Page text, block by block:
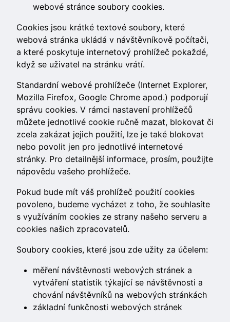
webové stránce soubory cookies.
Cookies jsou krátké textové soubory, které
webová stránka ukládá v návštěvníkově počítači,
a které poskytuje internetový prohlížeč pokaždé,
když se uživatel na stránku vrátí.
Standardní webové prohlížeče (Internet Explorer,
Mozilla Firefox, Google Chrome apod.) podporují
správu cookies. V rámci nastavení prohlížečů
můžete jednotlivé cookie ručně mazat, blokovat či
zcela zakázat jejich použití, lze je také blokovat
nebo povolit jen pro jednotlivé internetové
stránky. Pro detailnější informace, prosím, použijte
nápovědu vašeho prohlížeče.
Pokud bude mít váš prohlížeč použití cookies
povoleno, budeme vycházet z toho, že souhlasíte
s využíváním cookies ze strany našeho serveru a
cookies našich zpracovatelů.
Soubory cookies, které jsou zde užity za účelem:
měření návštěvnosti webových stránek a
vytváření statistik týkající se návštěvnosti a
chování návštěvníků na webových stránkách
základní funkčnosti webových stránek